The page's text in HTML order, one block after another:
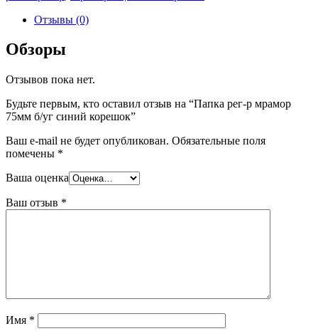
Отзывы (0)
Обзоры
Отзывов пока нет.
Будьте первым, кто оставил отзыв на “Папка рег-р мрамор
75мм б/уг синий корешок”
Ваш e-mail не будет опубликован. Обязательные поля
помечены *
Ваша оценка
Ваш отзыв *
Имя *